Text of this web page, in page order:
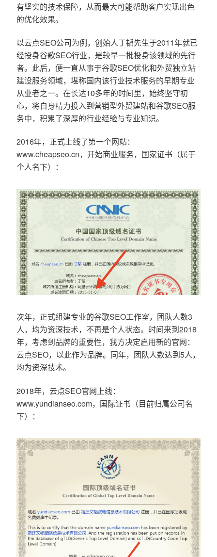
有坚实的技术保障，从而最大可能帮助客户实现出色
的优化效果。
以云点SEO公司为例，创始人丁韬先生于2011年就已
经投身谷歌SEO行业，是较早一批投身该领域的先行
者。此后，便一直从事于谷歌SEO优化和外贸独立站
建设服务领域，堪称国内该行业技术服务的早期专业
从业者之一。在长达10多年的时间里，始终坚守初
心，将自身精力投入到营销型外贸建站和谷歌SEO服
务中，积累了深厚的行业经验与专业知识。
2016年，正式上线了第一个网站：
www.cheapseo.cn，开始商业服务，国家证书（属于
个人名下）：
次年，正式组建专业的谷歌SEO工作室，团队人数3
人，均为资深技术，不再是个人状态。时间来到2018
年，考虑到品牌的重要性，我方决定启用新的官网：
云点SEO，以此作为品牌。同年，团队人数达到5人，
均为资深技术。
2018年，云点SEO官网上线：
www.yundianseo.com，国际证书（目前归属公司名
下）：